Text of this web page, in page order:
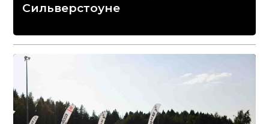
Сильверстоуне